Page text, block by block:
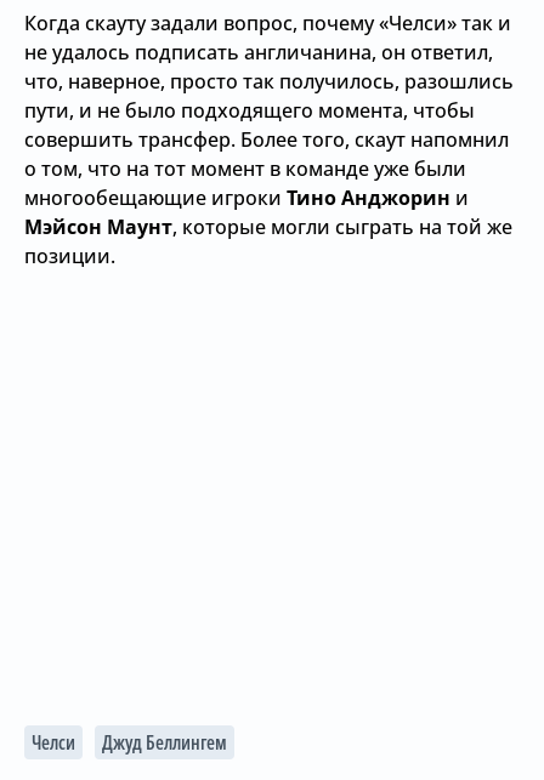
Когда скауту задали вопрос, почему «Челси» так и
не удалось подписать англичанина, он ответил,
что, наверное, просто так получилось, разошлись
пути, и не было подходящего момента, чтобы
совершить трансфер. Более того, скаут напомнил
о том, что на тот момент в команде уже были
многообещающие игроки Тино Анджорин и
Мэйсон Маунт, которые могли сыграть на той же
позиции.
Челси Джуд Беллингем